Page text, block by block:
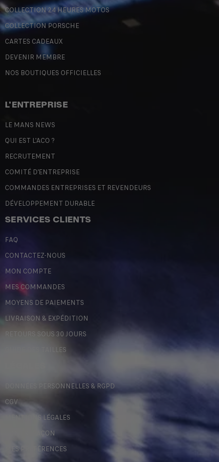
COLLECTION 24 HEURES MOTOS
COLLECTION PORSCHE
CARTES CADEAUX
DEVENIR MEMBRE
NOS BOUTIQUES OFFICIELLES
L'ENTREPRISE
LE MANS NEWS
QUI EST L'ACO ?
RECRUTEMENT
COMITÉ D'ENTREPRISE
COMMANDES ENTREPRISES ET REVENDEURS
DÉVELOPPEMENT DURABLE
SERVICES CLIENTS
FAQ
CONTACTEZ-NOUS
MON COMPTE
MES COMMANDES
MOYENS DE PAIEMENTS
LIVRAISON & EXPÉDITION
RETOURS SOUS 30 JOURS
GUIDE DES TAILLES
DONNÉES PERSONNELLES & RGPD
CGV
MENTIONS LÉGALES
CONTREFAÇON
MES PRÉFÉRENCES